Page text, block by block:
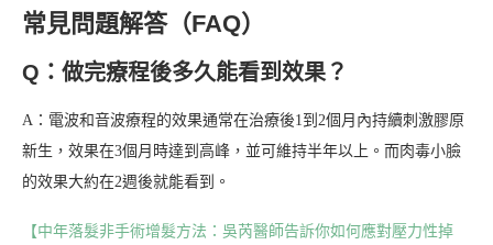
常見問題解答（FAQ）
Q：做完療程後多久能看到效果？
A：電波和音波療程的效果通常在治療後1到2個月內持續刺激膠原
新生，效果在3個月時達到高峰，並可維持半年以上。而肉毒小臉
的效果大約在2週後就能看到。
【中年落髮非手術增髮方法：吳芮醫師告訴你如何應對壓力性掉